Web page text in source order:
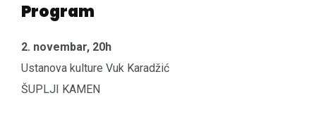
Program
2. novembar, 20h
Ustanova kulture Vuk Karadžić
ŠUPLJI KAMEN